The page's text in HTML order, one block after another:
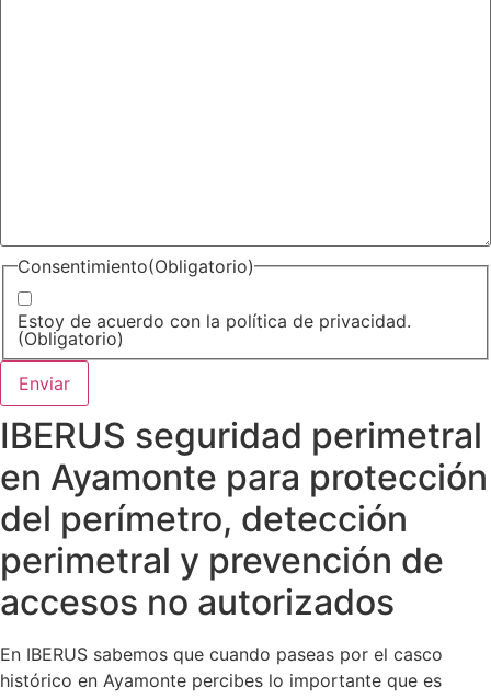
Consentimiento(Obligatorio)
Estoy de acuerdo con la política de privacidad.
(Obligatorio)
IBERUS seguridad perimetral
en Ayamonte para protección
del perímetro, detección
perimetral y prevención de
accesos no autorizados
En IBERUS sabemos que cuando paseas por el casco
histórico en Ayamonte percibes lo importante que es